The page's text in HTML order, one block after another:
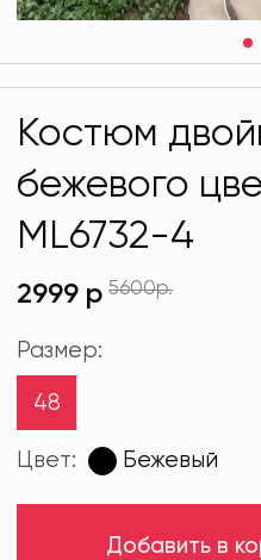
Костюм
бежевого
ML6732-4
2999 р 5600р.
Размер:
48
Цвет: Бежевый
Добавить в